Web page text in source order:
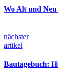
Wo Alt und Neu
nächster
artikel
Bautagebuch: